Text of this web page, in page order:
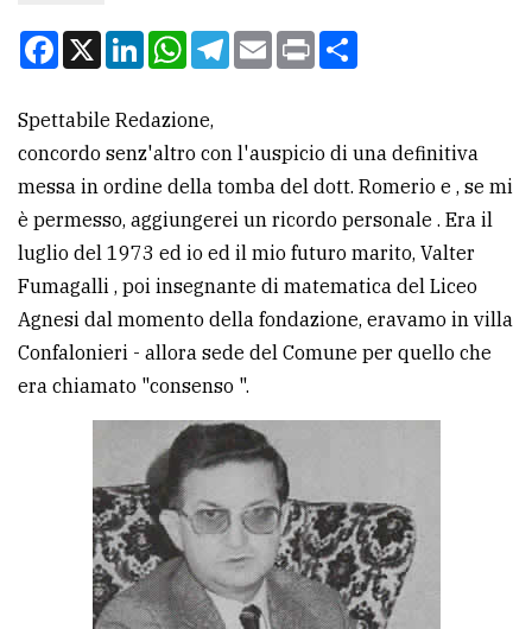
Per
la
pubblicità
CERCA
Cerca
per
comune
Ricerca
TESTATE
Facebook
X LinkedInWhatsApp
Telegram
EmailPrint
Spettabile Redazione,
concordo senz'altro con l'auspicio di una definitiva
messa in ordine della tomba del dott. Romerio e , se mi
è permesso, aggiungerei un ricordo personale . Era il
luglio del 1973 ed io ed il mio futuro marito, Valter
Fumagalli , poi insegnante di matematica del Liceo
Agnesi dal momento della fondazione, eravamo in villa
Confalonieri - allora sede del Comune per quello che
era chiamato "consenso ".